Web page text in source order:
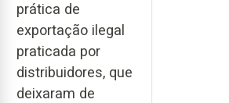
prática de
exportação ilegal
praticada por
distribuidores, que
deixaram de